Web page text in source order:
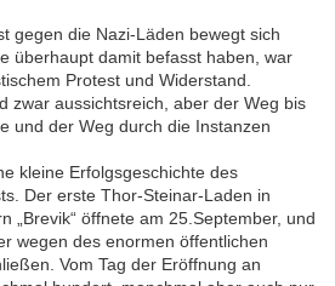
gegen die Nazi-Läden bewegt sich
überhaupt damit befasst haben, war
Protest und Widerstand.
zwar aussichtsreich, aber der Weg bis
und der Weg durch die Instanzen
kleine Erfolgsgeschichte des
Der erste Thor-Steinar-Laden in
„Brevik“ öffnete am 25.September, und
wegen des enormen öffentlichen
Vom Tag der Eröffnung an